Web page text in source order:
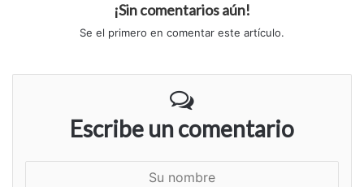
¡Sin comentarios aún!
Se el primero en comentar este artículo.
Escribe un comentario